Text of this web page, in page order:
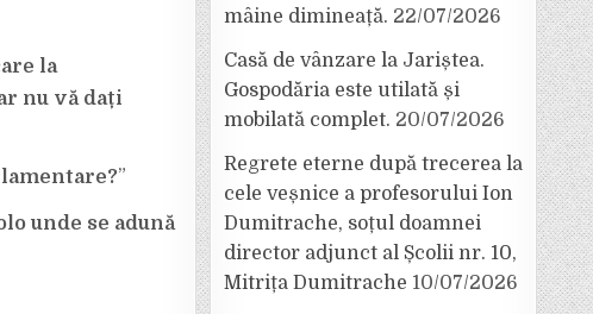
la
nu vă dați
”
unde se adună
mâine dimineață. 22/07/2026
Casă de vânzare la Jariștea.
Gospodăria este utilată și
mobilată complet. 20/07/2026
Regrete eterne după trecerea la
cele veșnice a profesorului Ion
Dumitrache, soțul doamnei
director adjunct al Școlii nr. 10,
Mitrița Dumitrache 10/07/2026